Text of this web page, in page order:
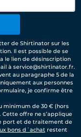
de Shirtinator sur les
Il est possible de se
le lien de désinscription
à service@shirtinator.fr.
au paragraphe 5 de la
aux personnes
je confirme être
minimum de 30 € (hors
offre ne s’applique
port et de traitement de
bons d´achatrestent